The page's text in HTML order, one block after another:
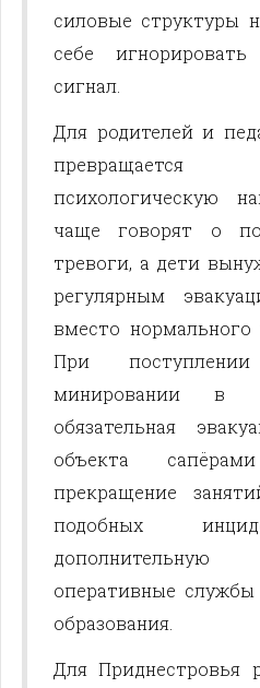
силовые структуры
себе
сигнал.
Для родителей и
психологическую
чаще говорят о
тревоги, а дети
регулярным
вместо нормального
При
минировании в
обязательная
объекта
прекращение
подобных
оперативные
образования.
Для Приднестровья